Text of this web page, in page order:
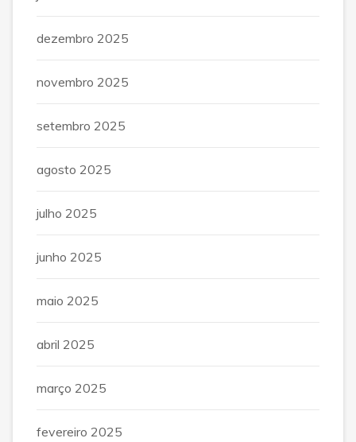
dezembro 2025
novembro 2025
setembro 2025
agosto 2025
julho 2025
junho 2025
maio 2025
abril 2025
março 2025
fevereiro 2025